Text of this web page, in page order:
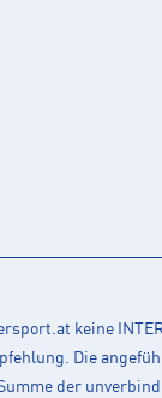
keine
Die
der